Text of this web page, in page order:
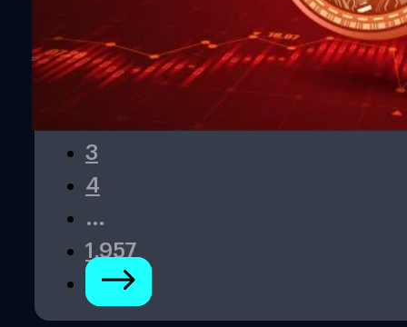
ทำการหลอกลวงเพื่อปั่นราคาของคริปโทฯ เหล่านั้นด้วย แต่ใน
ที่สุดสกุลเงินดิจิทัลของเขาก็สูญเสียมูลค่าเกือบทั้งหมดไปใน
เวลาเพียงชั่วข้ามคืน ก่อให้เกิดปฏิกิริยาลูกโซ่อันนำไปสู่การล่ม
สลายของบริษัทคริปโทเคอร์เรนซีรายใหญ่หลายราย และได้
ทำลายบริษัทสตาร์ตอัปที่กำลังสร้างธุรกิจโดยใช้เทคโนโลยี
ของเขาด้วย เมื่อเกิดความเสียหายมากมายขนาดนี้ นายควอน
จึงถูกตั้งข้อหาฉ้อโกง และมีการไล่ล่าตัวในระดับนานาชาติที่
ครอบคลุมทั้งเอเชียและยุโรป เขาหลบหนีและใช้เวลาอยู่ในเซ
อร์เบีย จนถูกจับกุมในมอนเตเนโกรเมื่อเดือนมีนาคม 2023
ขณะที่พยายามขึ้นเครื่องบินไปดูไบโดยใช้หนังสือเดินทาง
ปลอม หลังจากถูกจับกุม นายควอนได้ยอมรับสารภาพในที่สุด
ซึ่งทนายความของนายควอนได้ขอให้ศาลตัดสินจำคุกไม่เกิน 5
ปี โดยอ้างว่าที่นายควอนทำไปทั้งหมดเป็นเพราะความเย่อหยิ่ง
อวดดี และความสิ้นหวัง ไม่ได้ทำไปเพราะความโลภส่วนตัว แต่
ทางอัยการโต้แย้งว่านายควอนควรได้รับโทษจำคุก 12 ปี…
1
3
4
…
1,957